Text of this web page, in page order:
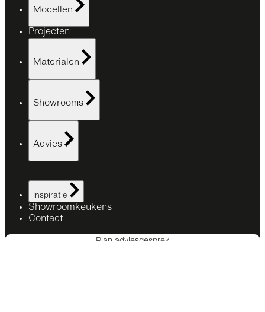
Modellen
Projecten
Materialen
Showrooms
Advies
Inspiratie
Showroomkeukens
Contact
Plan adviesgesprek